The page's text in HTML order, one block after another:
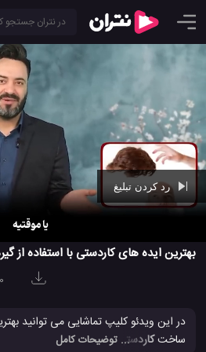
رد کردن تبلیغ
بهترین ایده های کاردستی با استفاده از
0
در این ویدئو کلیپ تماشایی می توانید
ساختکاردستی با استفاده از گیر مو را
... توضیحات کامل